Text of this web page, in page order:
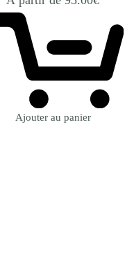
Ajouter au panier